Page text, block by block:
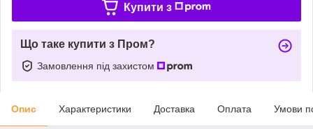
Купити з
Що таке купити з Пром?
Замовлення під захистом
Опис Характеристики Доставка Оплата Умови